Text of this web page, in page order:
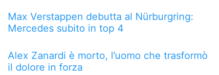
Max Verstappen debutta al Nürburgring:
Mercedes subito in top 4
Alex Zanardi è morto, l’uomo che trasformò
il dolore in forza